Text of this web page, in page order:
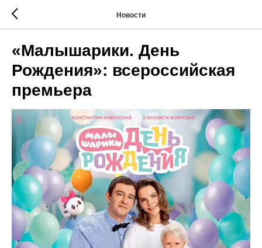
Новости
«Малышарики. День
Рождения»: всероссийская
премьера